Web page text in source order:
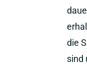
die
sind